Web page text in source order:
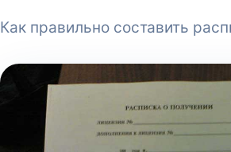
Как правильно составить